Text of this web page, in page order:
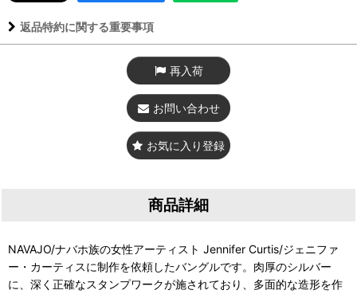
返品特約に関する重要事項
再入荷
お問い合わせ
お気に入り登録
商品詳細
NAVAJO/ナバホ族の女性アーティスト Jennifer Curtis/ジェニファ
ー・カーティスに制作を依頼したバングルです。肉厚のシルバー
に、深く正確なスタンプワークが施されており、多面的な造形を作